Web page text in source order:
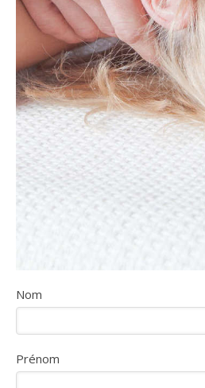
Nom
Prénom